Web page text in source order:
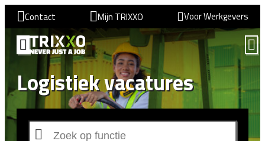
Contact Mijn TRIXXO Voor Werkgevers
Logistiek vacatures